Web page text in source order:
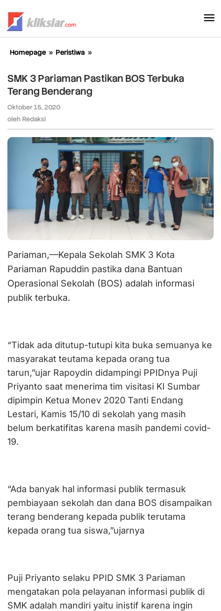
konten
Homepage » Peristiwa »
Pariaman
Pastikan
SMK 3 Pariaman Pastikan BOS Terbuka
Terang Benderang
Oktober 15, 2020
oleh Redaksi
Pariaman,—Kepala Sekolah SMK 3 Kota
Pariaman Rapuddin pastika dana Bantuan
Operasional Sekolah (BOS) adalah informasi
publik terbuka.
“Tidak ada ditutup-tutupi kita buka semuanya ke
masyarakat teutama kepada orang tua
tarun,”ujar Rapoydin didampingi PPIDnya Puji
Priyanto saat menerima tim visitasi KI Sumbar
dipimpin Ketua Monev 2020 Tanti Endang
Lestari, Kamis 15/10 di sekolah yang masih
belum berkatifitas karena masih pandemi covid-
19.
“Ada banyak hal informasi publik termasuk
pembiayaan sekolah dan dana BOS disampaikan
terang benderang kepada publik terutama
kepada orang tua siswa,”ujarnya
Puji Priyanto selaku PPID SMK 3 Pariaman
mengatakan pola pelayanan informasi publik di
SMK adalah mandiri yaitu inistif karena ingin